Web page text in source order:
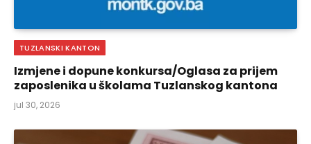
TUZLANSKI KANTON
Izmjene i dopune konkursa/Oglasa za prijem
zaposlenika u školama Tuzlanskog kantona
jul 30, 2026